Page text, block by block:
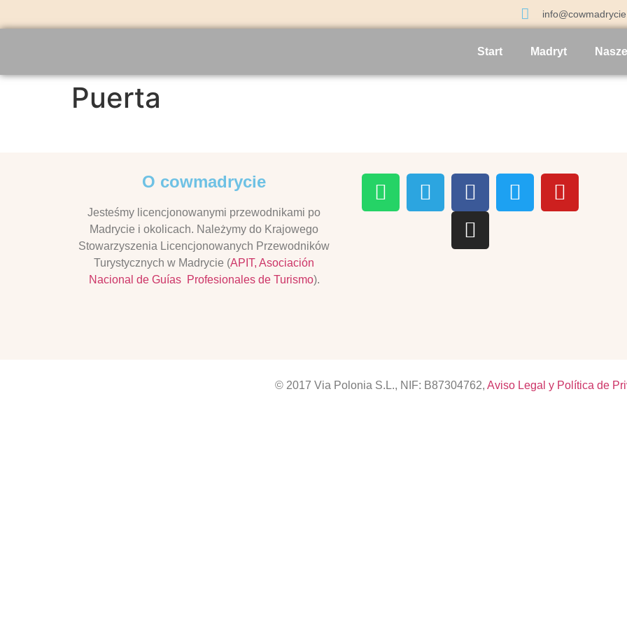
Start Madryt
Puerta
O cowmadrycie
Jesteśmy licencjonowanymi przewodnikami po
Madrycie i okolicach. Należymy do Krajowego
Stowarzyszenia Licencjonowanych Przewodników
Turystycznych w Madrycie (APIT, Asociación
Nacional de Guías Profesionales de Turismo).
© 2017 Via Polonia S.L., NIF: B87304762, Aviso Legal y Política de